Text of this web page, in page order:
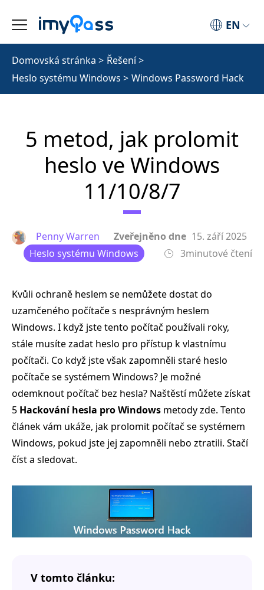
EN
Domovská stránka > Řešení>
Heslo systému Windows > Windows Password Hack
5 metod, jak prolomit
heslo ve Windows
11/10/8/7
Penny Warren Zveřejněno dne 15. září 2025
Heslo systému Windows
3minutové čtení
Kvůli ochraně heslem se nemůžete dostat do
uzamčeného počítače s nesprávným heslem
Windows. I když jste tento počítač používali roky,
stále musíte zadat heslo pro přístup k vlastnímu
počítači. Co když jste však zapomněli staré heslo
počítače se systémem Windows? Je možné
odemknout počítač bez hesla? Naštěstí můžete získat
5 Hackování hesla pro Windows metody zde. Tento
článek vám ukáže, jak prolomit počítač se systémem
Windows, pokud jste jej zapomněli nebo ztratili. Stačí
číst a sledovat.
V tomto článku: